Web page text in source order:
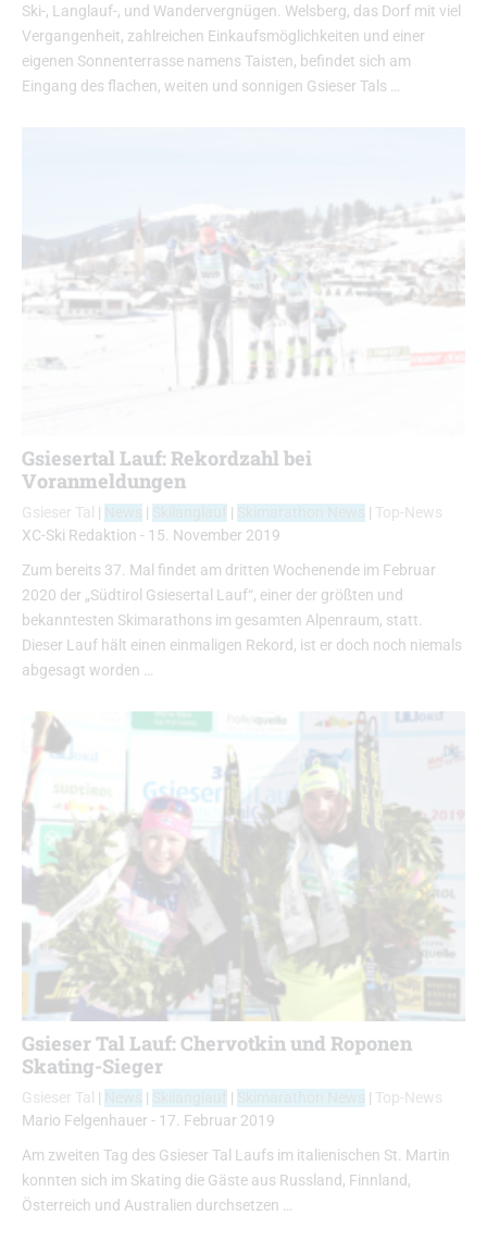
Ski-, Langlauf-, und Wandervergnügen. Welsberg, das Dorf mit viel
Vergangenheit, zahlreichen Einkaufsmöglichkeiten und einer
eigenen Sonnenterrasse namens Taisten, befindet sich am
Eingang des flachen, weiten und sonnigen Gsieser Tals …
Gsiesertal Lauf: Rekordzahl bei
Voranmeldungen
Gsieser Tal
Top-News
XC-Ski Redaktion - 15. November 2019
Zum bereits 37. Mal findet am dritten Wochenende im Februar
2020 der „Südtirol Gsiesertal Lauf“, einer der größten und
bekanntesten Skimarathons im gesamten Alpenraum, statt.
Dieser Lauf hält einen einmaligen Rekord, ist er doch noch niemals
abgesagt worden …
Gsieser Tal Lauf: Chervotkin und Roponen
Skating-Sieger
Gsieser Tal | | | | Top-News
Mario Felgenhauer - 17. Februar 2019
Am zweiten Tag des Gsieser Tal Laufs im italienischen St. Martin
konnten sich im Skating die Gäste aus Russland, Finnland,
Österreich und Australien durchsetzen …